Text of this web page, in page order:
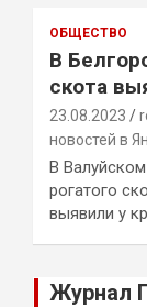
ОБЩЕСТВО
В
скота
23.08.2023
новостей в
В
рогатого
выявили у
Журнал